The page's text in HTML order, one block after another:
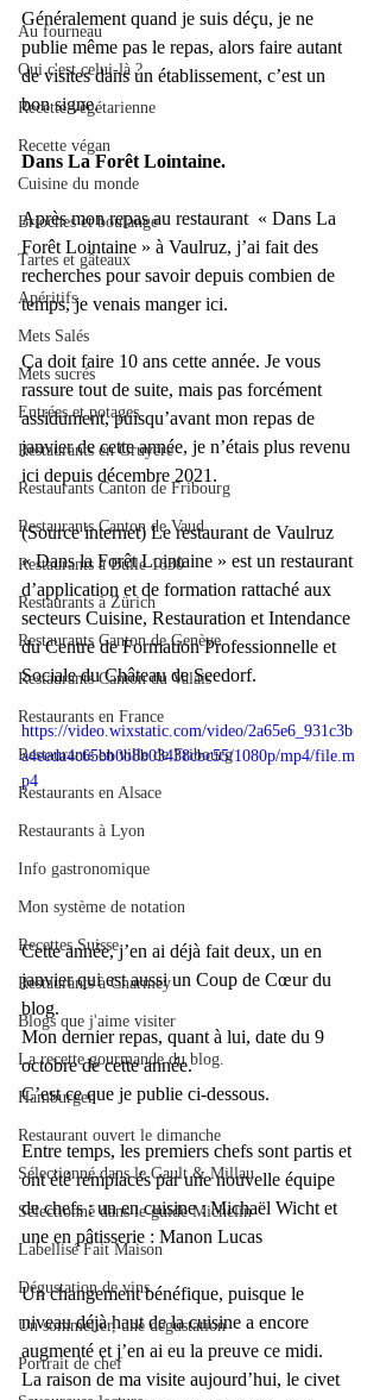
Au fourneau
Qui c'est celui-là ?
Recette végétarienne
Recette végan
Cuisine du monde
Brioches et boulange
Tartes et gâteaux
Apéritifs
Mets Salés
Mets sucrés
Entrées et potages
Restaurants en Gruyère
Restaurants Canton de Fribourg
Restaurants Canton de Vaud
Restaurants à Bulle 1630
Restaurants à Zürich
Restaurants Canton de Genève
Restaurants Canton du Valais
Restaurants en France
Restaurants en ville de Fribourg
Restaurants en Alsace
Restaurants à Lyon
Info gastronomique
Mon système de notation
Recettes Suisse
Restaurants à Charmey
Blogs que j'aime visiter
La recette gourmande du blog.
Hamburger
Restaurant ouvert le dimanche
Sélectionné dans le Gault & Millau
Sélectionné dans le guide Michelin
Labellisé Fait Maison
Dégustation de vins
Un sommelier, une dégustation
Portrait de chef
Généralement quand je suis déçu, je ne
publie même pas le repas, alors faire autant
de visites dans un établissement, c’est un
bon signe.
Dans La Forêt Lointaine.
Après mon repas au restaurant  « Dans La
Forêt Lointaine » à Vaulruz, j’ai fait des
recherches pour savoir depuis combien de
temps, je venais manger ici.
Ça doit faire 10 ans cette année. Je vous
rassure tout de suite, mais pas forcément
assidument, puisqu’avant mon repas de
janvier de cette année, je n’étais plus revenu
ici depuis décembre 2021.
(Source internet) Le restaurant de Vaulruz
« Dans la Forêt Lointaine » est un restaurant
d’application et de formation rattaché aux
secteurs Cuisine, Restauration et Intendance
du Centre de Formation Professionnelle et
Sociale du Château de Seedorf.
https://video.wixstatic.com/video/2a65e6_931c3b
a4eeda4c65bb0b8b03438cbc55/1080p/mp4/file.m
p4
Cette année, j’en ai déjà fait deux, un en
janvier qui est aussi un Coup de Cœur du
blog.
Mon dernier repas, quant à lui, date du 9
octobre de cette année.
C’est ce que je publie ci-dessous.
Entre temps, les premiers chefs sont partis et
ont été remplacés par une nouvelle équipe
de chefs : un en cuisine : Michaël Wicht et
une en pâtisserie : Manon Lucas
Un changement bénéfique, puisque le
niveau déjà haut de la cuisine a encore
augmenté et j’en ai eu la preuve ce midi.
La raison de ma visite aujourd’hui, le civet